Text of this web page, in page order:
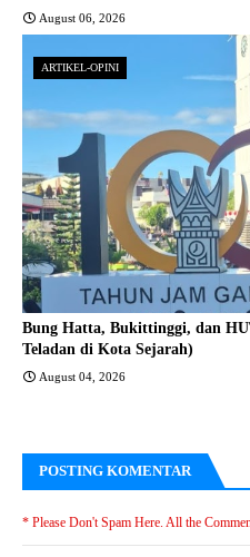
August 06, 2026
ARTIKEL-OPINI
Bung Hatta, Bukittinggi, dan
Teladan di Kota Sejarah)
August 04, 2026
POSTING KOMENTAR
* Please Don't Spam Here. All the